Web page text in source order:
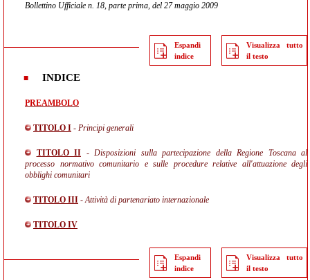
Bollettino Ufficiale n. 18, parte prima, del 27 maggio 2009
Espandi
indice
Visualizza tutto
il testo
INDICE
PREAMBOLO
TITOLO I - Principi generali
TITOLO II - Disposizioni sulla partecipazione della Regione Toscana al
processo normativo comunitario e sulle procedure relative all'attuazione degli
obblighi comunitari
TITOLO III - Attività di partenariato internazionale
TITOLO IV
Espandi
indice
Visualizza tutto
il testo